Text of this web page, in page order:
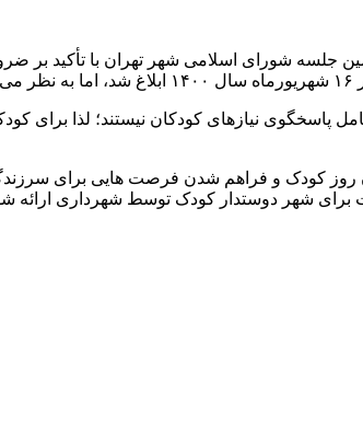
جلسه شورای اسلامی شهر تهران با تأکید
پاسخگوی نیازهای کودکان نیستند؛ لذا برای
کودک و فراهم شدن فرصت هایی برای سرزندگی
برای شهر دوستدار کودک توسط شهرداری ارائه